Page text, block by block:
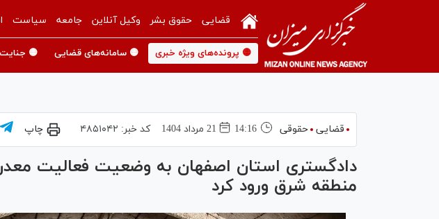
قضایی حقوق بشر وکیل آنلاین جامعه سیاست
🟡 پرونده‌های ویژه خبری 🟡 سامانه‌های قضایی 🟡
قضایی حقوقی 14:16 21 مرداد 1404 کد خبر: ۴۸۵۱۰۴۲ چاپ
دادگستری استان اصفهان به وضعیت فعالیت
منطقه شرق ورود کرد